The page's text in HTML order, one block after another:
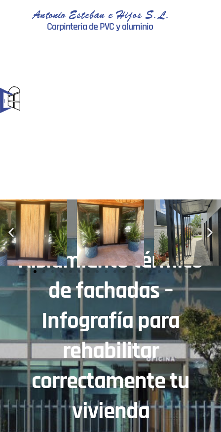
Antonio Esteban e Hijos S.L.
Carpinteria de PVC y aluminio
Aislamiento térmico
de fachadas –
Infografía para
rehabilitar
correctamente tu
vivienda